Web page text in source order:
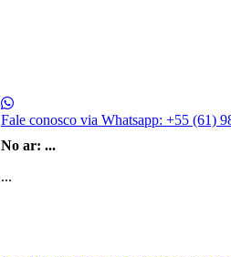
Fale conosco via Whatsapp: +55 (61)
No ar: ...
...